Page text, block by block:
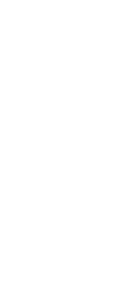
Was in der
schlecht
kaum
Inkrafttreten
oder ihre
Wie kann ein
Anwendung
eines GdB